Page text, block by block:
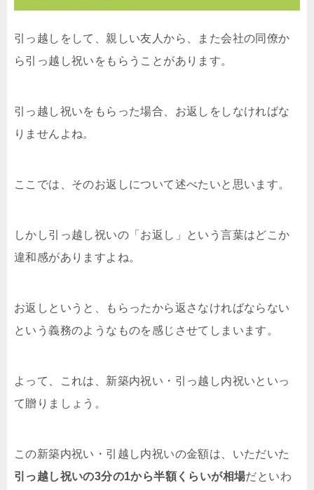
引っ越しをして、親しい友人から、また会社の同僚か
ら引っ越し祝いをもらうことがあります。
引っ越し祝いをもらった場合、お返しをしなければな
りませんよね。
ここでは、そのお返しについて述べたいと思います。
しかし引っ越し祝いの「お返し」という言葉はどこか
違和感がありますよね。
お返しというと、もらったから返さなければならない
という義務のようなものを感じさせてしまいます。
よって、これは、新築内祝い・引っ越し内祝いといっ
て贈りましょう。
この新築内祝い・引越し内祝いの金額は、いただいた
引っ越し祝いの3分の1から半額くらいが相場だといわ